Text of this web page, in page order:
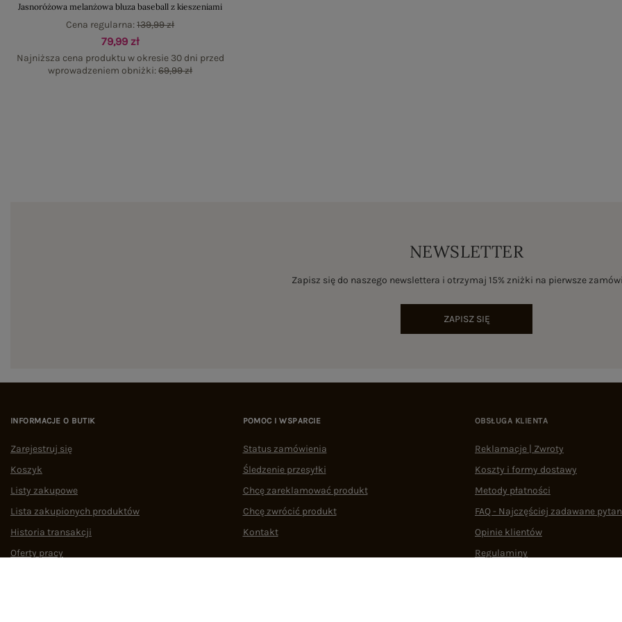
Jasnoróżowa melanżowa bluza baseball z kieszeniami
79,99 zł
Najniższa cena produktu w okresie 30 dni przed
wprowadzeniem obniżki:69,99 zł
Cena regularna:139,99 zł
NEWSLETTER
Zapisz się do naszego newslettera i otrzymaj 15% zniżki na pierwsze
ZAPISZ SIĘ
INFORMACJE O BUTIK
Zarejestruj się
Koszyk
Listy zakupowe
Lista zakupionych produktów
Historia transakcji
Oferty pracy
POMOC I WSPARCIE
Status zamówienia
Śledzenie przesyłki
Chcę zareklamować produkt
Chcę zwrócić produkt
Kontakt
OBSŁUGA KLIENTA
Reklamacje | Zwroty
Koszty i formy dostawy
Metody płatności
FAQ - Najczęściej zadawane
Opinie klientów
Regulaminy